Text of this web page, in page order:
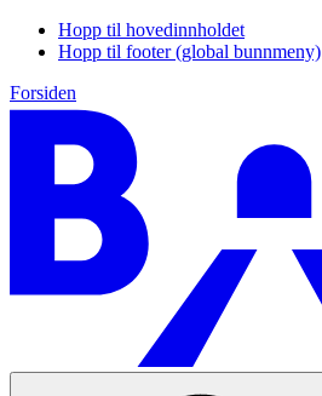
Hopp til hovedinnholdet
Hopp til footer (global bunnmeny)
Forsiden